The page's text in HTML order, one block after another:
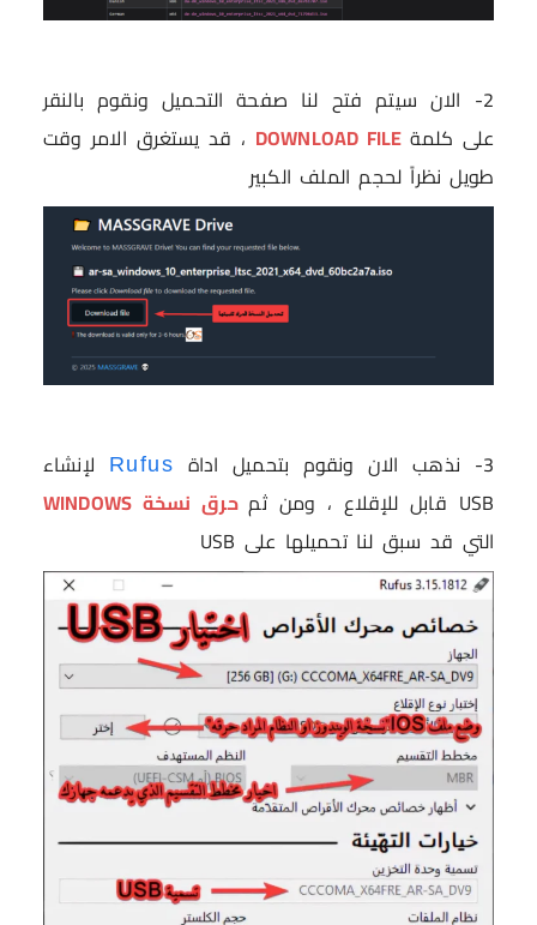
2- الان سيتم فتح لنا صفحة التحميل ونقوم بالنقر
على كلمةDOWNLOAD FILE
، قد يستغرق الامر وقت
طويل نظراً لحجم الملف الكبير
3- نذهب الان ونقوم بتحميل اداة Rufus
لإنشاء
USB قابل للإقلاع ، ومن ثم
حرق نسخة WINDOWS
التي قد سبق لنا تحميلها على USB